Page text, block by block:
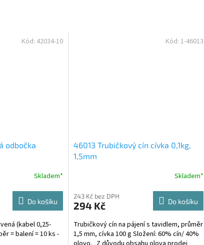
odbočka
Skladem*
Do košíku
(kabel 0,25-
= balení = 10 ks -
Kód: 42034-10
46013 Trubičkový cín cívka 0,1kg,
1,5mm
Skladem*
243 Kč bez DPH
294 Kč Do košíku
Trubičkový cín na pájení s tavidlem, průměr
1,5 mm, cívka 100 g Složení: 60% cín/ 40%
Kód: 1-46013